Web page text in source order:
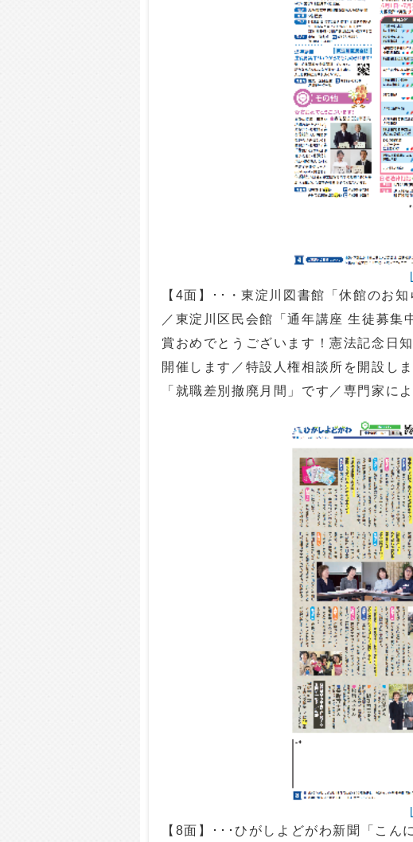
【4面】･･・東淀川図書館「休館のお
／東淀川区民会館「通年講座 生徒募集
賞おめでとうございます！憲法記念日
開催します／特設人権相談所を開設し
「就職差別撤廃月間」です／専門家に
【8面】･･･ひがしよどがわ新聞「こん